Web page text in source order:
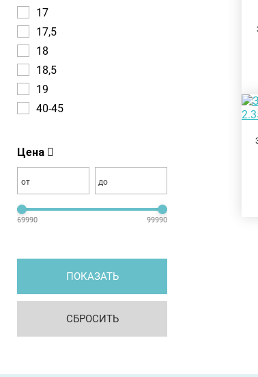
17
17,5
18
18,5
19
40-45
Цена
от до
69990 99990